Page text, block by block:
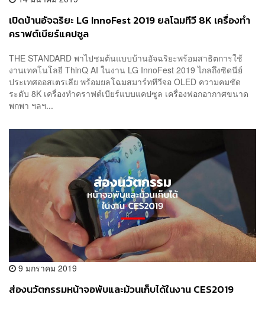
เปิดบ้านอัจฉริยะ LG InnoFest 2019 ยลโฉมทีวี 8K เครื่องทำ
คราฟต์เบียร์แคปซูล
THE STANDARD พาไปชมต้นแบบบ้านอัจฉริยะพร้อมสาธิตการใช้
งานเทคโนโลยี ThinQ AI ในงาน LG InnoFest 2019 ไกลถึงซิดนีย์
ประเทศออสเตรเลีย พร้อมยลโฉมสมาร์ททีวีจอ OLED ความคมชัด
ระดับ 8K เครื่องทำคราฟต์เบียร์แบบแคปซูล เครื่องฟอกอากาศขนาด
พกพา ฯลฯ...
9 มกราคม 2019
ส่องนวัตกรรมหน้าจอพับและม้วนเก็บได้ในงาน CES2019